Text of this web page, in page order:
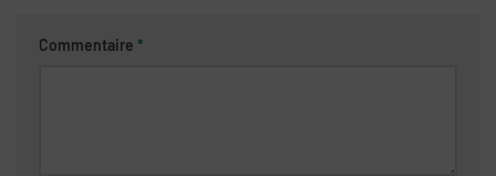
Commentaire *